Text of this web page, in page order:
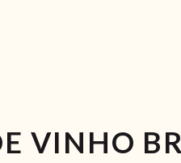
VINHO